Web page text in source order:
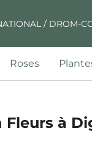
/ DROM-
Roses
Fleurs à